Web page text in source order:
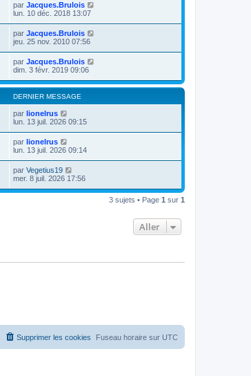
par Jacques.Brulois
lun. 10 déc. 2018 13:07
par Jacques.Brulois
jeu. 25 nov. 2010 07:56
par Jacques.Brulois
dim. 3 févr. 2019 09:06
DERNIER MESSAGE
par lionelrus
lun. 13 juil. 2026 09:15
par lionelrus
lun. 13 juil. 2026 09:14
par Vegetius19
mer. 8 juil. 2026 17:56
3 sujets • Page 1 sur 1
Aller
Fuseau horaire sur UTC
Supprimer les cookies